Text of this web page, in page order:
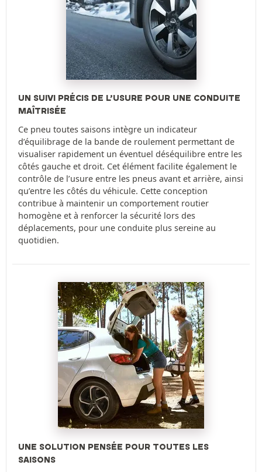
UN SUIVI PRÉCIS DE L’USURE POUR UNE CONDUITE
MAÎTRISÉE
Ce pneu toutes saisons intègre un indicateur
d’équilibrage de la bande de roulement permettant de
visualiser rapidement un éventuel déséquilibre entre les
côtés gauche et droit. Cet élément facilite également le
contrôle de l’usure entre les pneus avant et arrière, ainsi
qu’entre les côtés du véhicule. Cette conception
contribue à maintenir un comportement routier
homogène et à renforcer la sécurité lors des
déplacements, pour une conduite plus sereine au
quotidien.
UNE SOLUTION PENSÉE POUR TOUTES LES
SAISONS